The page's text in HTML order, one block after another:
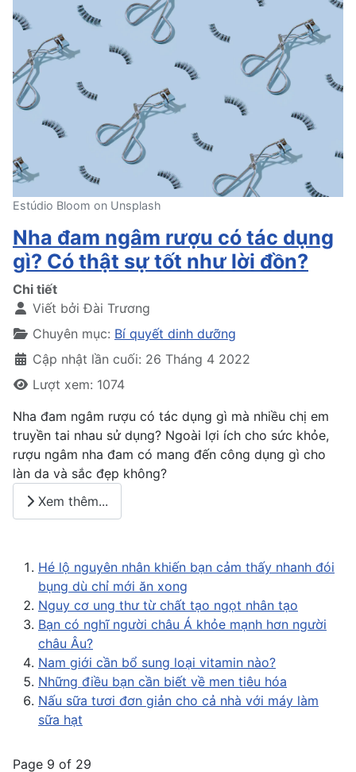
Estúdio Bloom on Unsplash
Nha đam ngâm rượu có tác dụng
gì? Có thật sự tốt như lời đồn?
Chi tiết
Viết bởiĐài Trương
Chuyên mục: Bí quyết dinh dưỡng
Cập nhật lần cuối: 26 Tháng 4 2022
Lượt xem: 1074
Nha đam ngâm rượu có tác dụng gì mà nhiều chị em
truyền tai nhau sử dụng? Ngoài lợi ích cho sức khỏe,
rượu ngâm nha đam có mang đến công dụng gì cho
làn da và sắc đẹp không?
Xem thêm...
Hé lộ nguyên nhân khiến bạn cảm thấy nhanh đói
bụng dù chỉ mới ăn xong
Nguy cơ ung thư từ chất tạo ngọt nhân tạo
Bạn có nghĩ người châu Á khỏe mạnh hơn người
châu Âu?
Nam giới cần bổ sung loại vitamin nào?
Những điều bạn cần biết về men tiêu hóa
Nấu sữa tươi đơn giản cho cả nhà với máy làm
sữa hạt
Page 9 of 29